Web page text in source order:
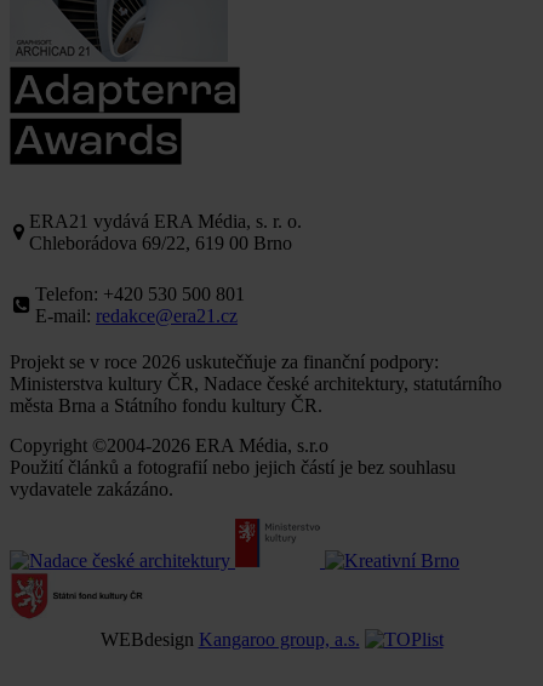
ERA21 vydává ERA Média, s. r. o.
Chleborádova 69/22, 619 00 Brno
Telefon: +420 530 500 801
E-mail: redakce@era21.cz
Projekt se v roce 2026 uskutečňuje za finanční podpory:
Ministerstva kultury ČR, Nadace české architektury, statutárního
města Brna a Státního fondu kultury ČR.
Copyright ©2004-2026 ERA Média, s.r.o
Použití článků a fotografií nebo jejich částí je bez souhlasu
vydavatele zakázáno.
WEBdesign Kangaroo group, a.s.